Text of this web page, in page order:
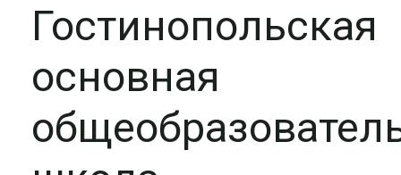
Гостинопольская
основная